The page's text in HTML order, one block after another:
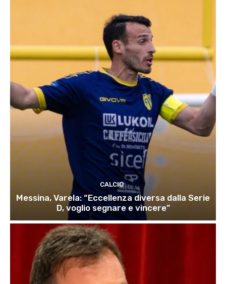
CALCIO
Messina, Varela: “Eccellenza diversa dalla Serie
D, voglio segnare e vincere”